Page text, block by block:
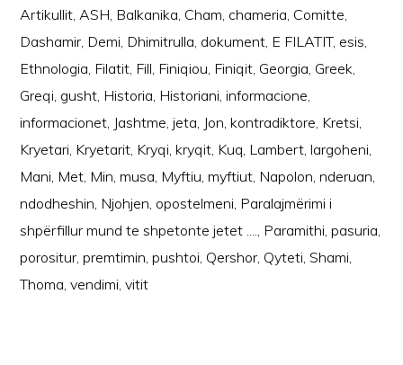
Artikullit,ASH, Balkanika, Cham, chameria, Comitte,
Dashamir, Demi, Dhimitrulla, dokument, E FILATIT, esis,
Ethnologia, Filatit, Fill, Finiqiou, Finiqit, Georgia, Greek,
Greqi, gusht, Historia, Historiani,informacione,
informacionet, Jashtme,jeta, Jon,kontradiktore, Kretsi,
Kryetari, Kryetarit, Kryqi,kryqit, Kuq, Lambert,largoheni,
Mani, Met, Min,musa, Myftiu,myftiut, Napolon,nderuan,
ndodheshin, Njohjen, opostelmeni, Paralajmërimi i
shpërfillur mund te shpetonte jetet ...., Paramithi,pasuria,
porositur,premtimin,pushtoi, Qershor, Qyteti,Shami,
Thoma,vendimi,vitit